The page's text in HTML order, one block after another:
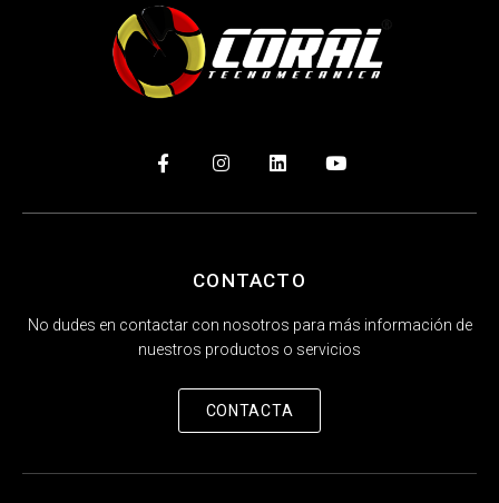
CONTACTO
No dudes en contactar con nosotros para más información de
nuestros productos o servicios
CONTACTA